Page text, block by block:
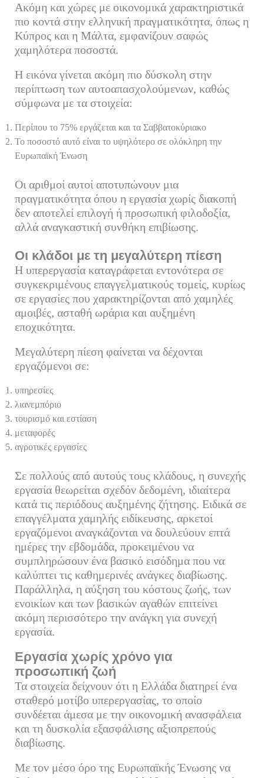
Ακόμη και χώρες με οικονομικά χαρακτηριστικά
πιο κοντά στην ελληνική πραγματικότητα, όπως η
Κύπρος και η Μάλτα, εμφανίζουν σαφώς
χαμηλότερα ποσοστά.
Η εικόνα γίνεται ακόμη πιο δύσκολη στην
περίπτωση των αυτοαπασχολούμενων, καθώς
σύμφωνα με τα στοιχεία:
Περίπου το 75% εργάζεται και τα Σαββατοκύριακο
Το ποσοστό αυτό είναι το υψηλότερο σε ολόκληρη την
Ευρωπαϊκή Ένωση
Οι αριθμοί αυτοί αποτυπώνουν μια
πραγματικότητα όπου η εργασία χωρίς διακοπή
δεν αποτελεί επιλογή ή προσωπική φιλοδοξία,
αλλά αναγκαστική συνθήκη επιβίωσης.
Οι κλάδοι με τη μεγαλύτερη πίεση
Η υπερεργασία καταγράφεται εντονότερα σε
συγκεκριμένους επαγγελματικούς τομείς, κυρίως
σε εργασίες που χαρακτηρίζονται από χαμηλές
αμοιβές, ασταθή ωράρια και αυξημένη
εποχικότητα.
Μεγαλύτερη πίεση φαίνεται να δέχονται
εργαζόμενοι σε:
υπηρεσίες
λιανεμπόριο
τουρισμό και εστίαση
μεταφορές
αγροτικές εργασίες
Σε πολλούς από αυτούς τους κλάδους, η συνεχής
εργασία θεωρείται σχεδόν δεδομένη, ιδιαίτερα
κατά τις περιόδους αυξημένης ζήτησης. Ειδικά σε
επαγγέλματα χαμηλής ειδίκευσης, αρκετοί
εργαζόμενοι αναγκάζονται να δουλεύουν επτά
ημέρες την εβδομάδα, προκειμένου να
συμπληρώσουν ένα βασικό εισόδημα που να
καλύπτει τις καθημερινές ανάγκες διαβίωσης.
Παράλληλα, η αύξηση του κόστους ζωής, των
ενοικίων και των βασικών αγαθών επιτείνει
ακόμη περισσότερο την ανάγκη για συνεχή
εργασία.
Εργασία χωρίς χρόνο για
προσωπική ζωή
Τα στοιχεία δείχνουν ότι η Ελλάδα διατηρεί ένα
σταθερό μοτίβο υπερεργασίας, το οποίο
συνδέεται άμεσα με την οικονομική ανασφάλεια
και τη δυσκολία εξασφάλισης αξιοπρεπούς
διαβίωσης.
Με τον μέσο όρο της Ευρωπαϊκής Ένωσης να